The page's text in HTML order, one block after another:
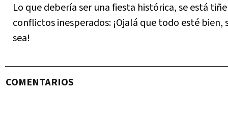
Lo que debería ser una fiesta histórica, se está
conflictos inesperados: ¡Ojalá que todo esté bien,
sea!
COMENTARIOS